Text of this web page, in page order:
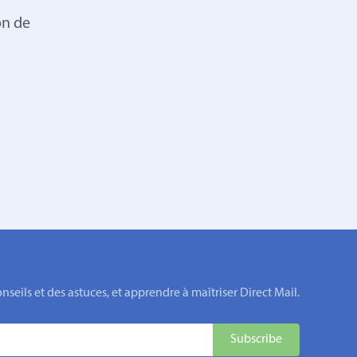
de
et des astuces, et apprendre à maîtriser Direct Mail.